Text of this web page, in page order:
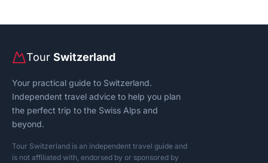
Tour Switzerland
Your practical guide to Switzerland.
Independent travel advice to help you plan
the perfect trip to the Swiss Alps and
beyond.
Tour Switzerland is an independent travel guide and
is not affiliated with, endorsed by or sponsored by